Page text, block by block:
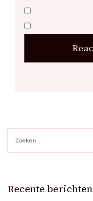
naar:
Recente berichten